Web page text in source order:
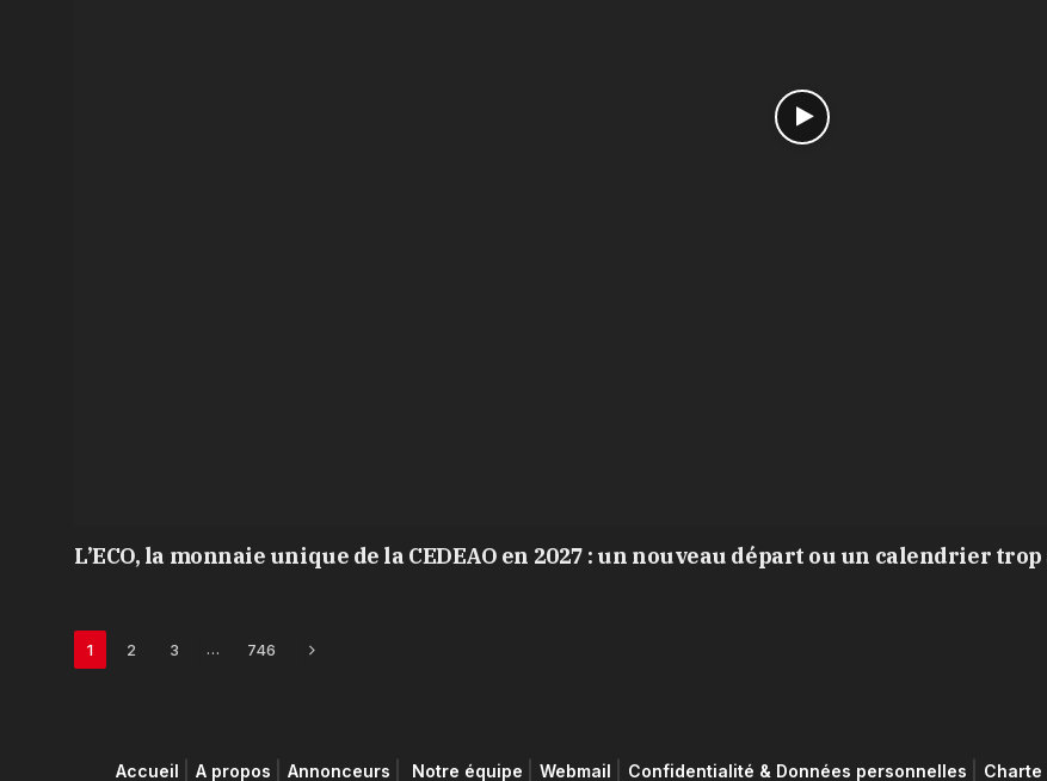
L’ECO, la monnaie unique de la CEDEAO en 2027 : un nouveau départ ou un calendrier
1 2 3 … 746 Next
Accueil A propos Annonceurs Notre équipe Webmail Confidentialité & Données personnelles Charte